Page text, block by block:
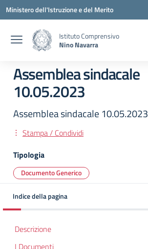
Vai ai contenuti
Vai al menu di navigazione
Vai al footer
Ministero dell'Istruzione e del Merito
Istituto Comprensivo
Nino Navarra
Assemblea sindacale
10.05.2023
Assemblea sindacale 10.05.2023
Stampa / Condividi
Tipologia
Documento Generico
Indice della pagina
Descrizione
I Documenti